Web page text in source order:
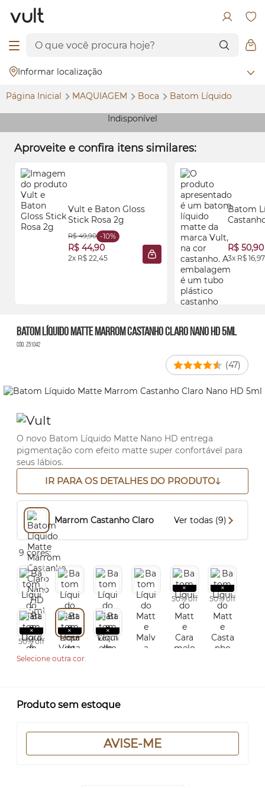
Informar localização
Página Inicial MAQUIAGEM Boca Batom Líquido
Indisponível
Aproveite e confira itens similares:
Vult e Baton Gloss
Stick Rosa 2g
R$ 49,90 -10%
R$ 44,90
2x R$ 22,45 ADICIONAR À SACOLA
Batom
R$ 50,90
3x R$ 16,97
Batom Líquido Matte Marrom Castanho Claro Nano HD 5ml
Cód. Z51042
(47)
O novo Batom Líquido Matte Nano HD entrega
pigmentação com efeito matte super confortável para
seus lábios.
IR PARA OS DETALHES DO PRODUTO
Marrom Castanho Claro Ver todas (9)
9 cores:
50% off 50% off
50% off
Selecione outra cor.
Produto sem estoque
AVISE-ME